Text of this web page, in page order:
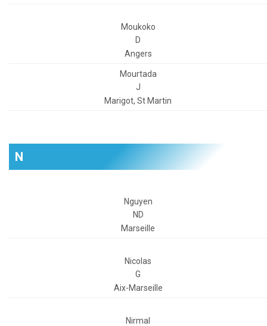
Moukoko
D
Angers
Mourtada
J
Marigot, St Martin
N
Nguyen
ND
Marseille
Nicolas
G
Aix-Marseille
Nirmal